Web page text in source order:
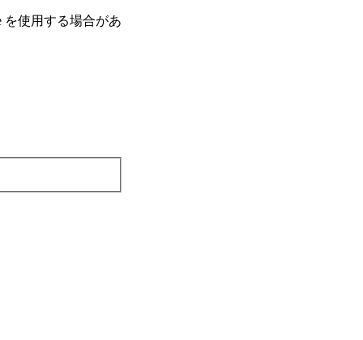
使⽤する場合があ